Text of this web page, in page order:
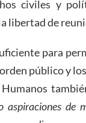
civiles y
libertad de
para
público y
aspiraciones de